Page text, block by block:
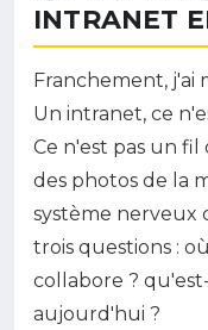
INTRANET
Franchement, j'ai
Un intranet, ce
Ce n'est pas un
des photos de la
système nerveux
trois questions :
collabore ?
aujourd'hui ?